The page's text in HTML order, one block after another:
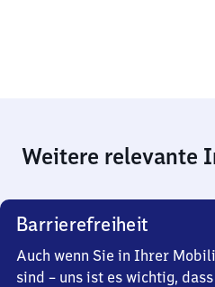
Weitere relevante
Barrierefreiheit
Auch wenn Sie in Ihrer
sind – uns ist es wichtig,